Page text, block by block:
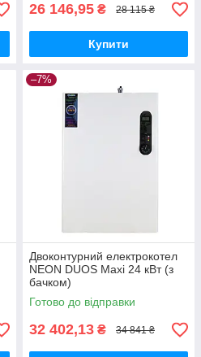
26 146,95 ₴ 28 115 ₴
Купити
–7%
Двоконтурний електрокотел
NEON DUOS Maxi 24 кВт (з
бачком)
Готово до відправки
32 402,13 ₴ 34 841 ₴